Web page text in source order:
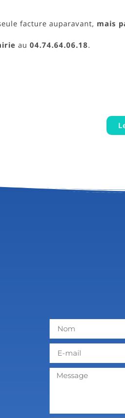
facture auparavant, mais
au 04.74.64.06.18.